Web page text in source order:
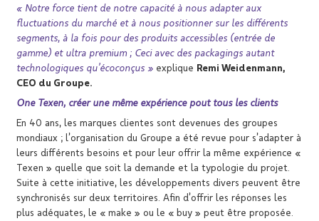
« Notre force tient de notre capacité à nous adapter aux
fluctuations du marché et à nous positionner sur les différents
segments, à la fois pour des produits accessibles (entrée de
gamme) et ultra premium ; Ceci avec des packagings autant
technologiques qu’écoconçus » explique Remi Weidenmann,
CEO du Groupe.
One Texen, créer une même expérience pout tous les clients
En 40 ans, les marques clientes sont devenues des groupes
mondiaux ; l’organisation du Groupe a été revue pour s’adapter à
leurs différents besoins et pour leur offrir la même expérience «
Texen » quelle que soit la demande et la typologie du projet.
Suite à cette initiative, les développements divers peuvent être
synchronisés sur deux territoires. Afin d’offrir les réponses les
plus adéquates, le « make » ou le « buy » peut être proposée.